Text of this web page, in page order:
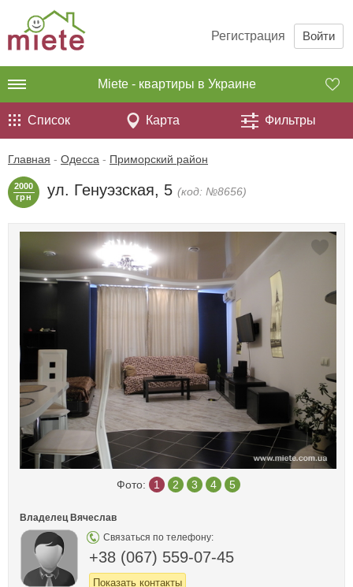
Регистрация Войти
Miete - квартиры в Украине
Список Карта Фильтры
Главная - Одесса - Приморский район
2000
грн
ул. Генуэзская, 5 (код: №8656)
Фото: 1 2 3 4 5
Владелец Вячеслав
Связаться по телефону:
+38 (067) 559-07-45
Показать контакты